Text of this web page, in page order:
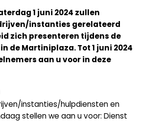
1 juni 2024 zullen
instanties gerelateerd
zich presenteren tijdens de
de Martiniplaza. Tot 1 juni 2024
aan u voor in deze
instanties/hulpdiensten en
stellen we aan u voor: Dienst